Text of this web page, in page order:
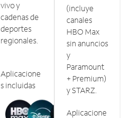
vivo y
cadenas de
deportes
regionales.
Aplicacione
s incluidas
(incluye
canales
HBO Max
sin anuncios
y
Paramount
+ Premium)
y STARZ.
Aplicacione